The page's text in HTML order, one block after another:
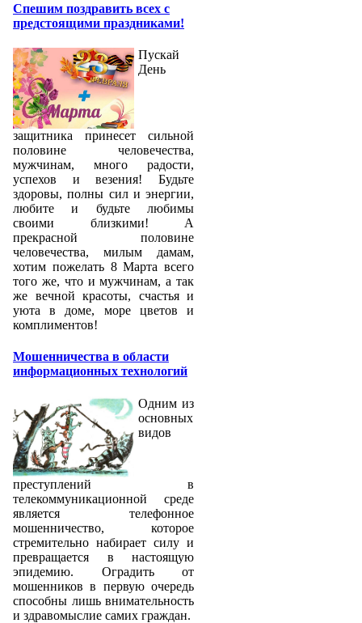
Спешим поздравить всех с
предстоящими праздниками!
Пускай
День
защитника принесет сильной
половине человечества,
мужчинам, много радости,
успехов и везения! Будьте
здоровы, полны сил и энергии,
любите и будьте любимы
своими близкими! А
прекрасной половине
человечества, милым дамам,
хотим пожелать 8 Марта всего
того же, что и мужчинам, а так
же вечной красоты, счастья и
уюта в доме, море цветов и
комплиментов!
Мошенничества в области
информационных технологий
Одним из
основных
видов
преступлений в
телекоммуникационной среде
является телефонное
мошенничество, которое
стремительно набирает силу и
превращается в настоящую
эпидемию. Оградить от
мошенников в первую очередь
способны лишь внимательность
и здравомыслие самих граждан.